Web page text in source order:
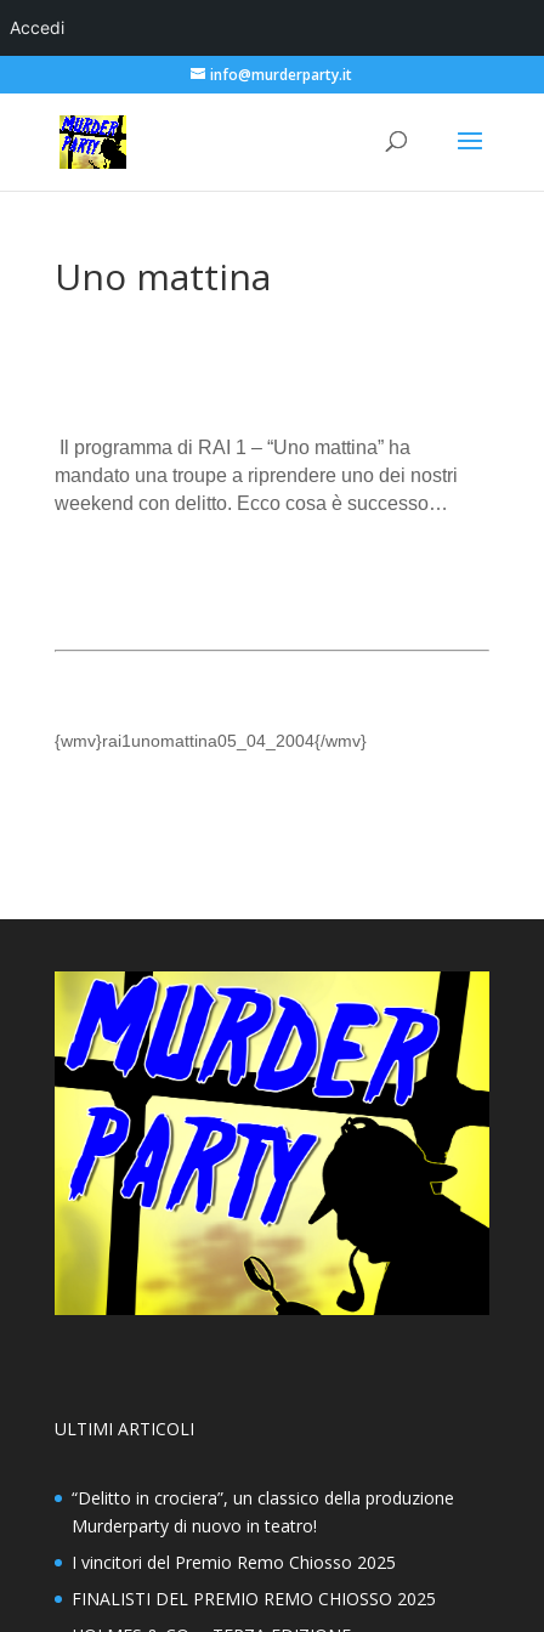
Accedi
info@murderparty.it
Uno mattina
Il programma di RAI 1 – “Uno mattina” ha
mandato una troupe a riprendere uno dei nostri
weekend con delitto. Ecco cosa è successo…
{wmv}rai1unomattina05_04_2004{/wmv}
ULTIMI ARTICOLI
“Delitto in crociera”, un classico della produzione
Murderparty di nuovo in teatro!
I vincitori del Premio Remo Chiosso 2025
FINALISTI DEL PREMIO REMO CHIOSSO 2025